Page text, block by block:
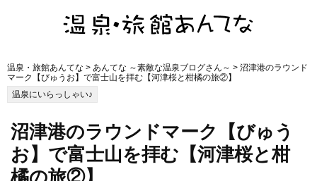
温泉・旅館あんてな > あんてな ～素敵な温泉ブログさん～ > 沼津港のラウンド
マーク【びゅうお】で富士山を拝む【河津桜と柑橘の旅②】
温泉にいらっしゃい♪
沼津港のラウンドマーク【びゅう
お】で富士山を拝む【河津桜と柑
橘の旅②】